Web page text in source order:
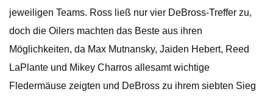
jeweiligen Teams. Ross ließ nur vier DeBross-Treffer zu,
doch die Oilers machten das Beste aus ihren
Möglichkeiten, da Max Mutnansky, Jaiden Hebert, Reed
LaPlante und Mikey Charros allesamt wichtige
Fledermäuse zeigten und DeBross zu ihrem siebten Sieg